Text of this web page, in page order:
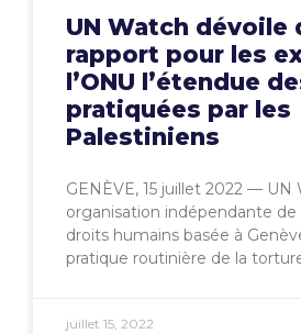
UN Watch dévoile
rapport pour les
l’ONU l’étendue
pratiquées par les
Palestiniens
GENÈVE, 15 juillet 2022 — UN
organisation indépendante
droits humains basée à
pratique routinière de la
juillet 15, 2022